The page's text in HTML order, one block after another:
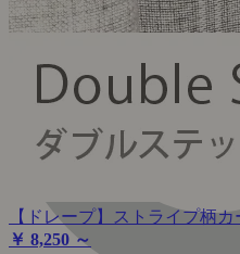
【ドレープ】ストライプ柄カ
￥ 8,250 ～